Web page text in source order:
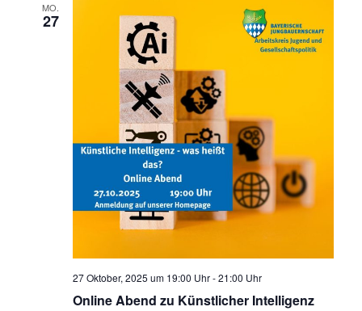
MO.
27
Online Abend zu Künstlicher Intelligenz
27 Oktober, 2025 um 19:00 Uhr-21:00 Uhr